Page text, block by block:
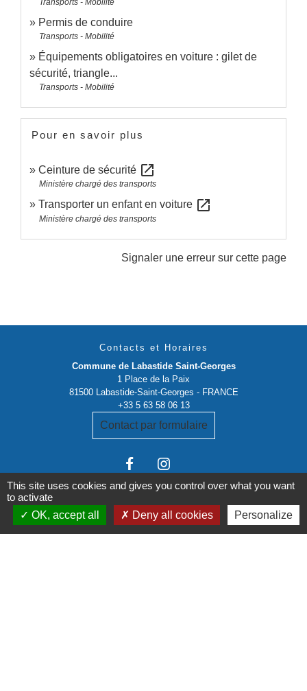
Permis de conduire
Transports - Mobilité
Équipements obligatoires en voiture : gilet de
sécurité, triangle...
Transports - Mobilité
Pour en savoir plus
Ceinture de sécurité open_in_new
Ministère chargé des transports
Transporter un enfant en voiture open_in_new
Ministère chargé des transports
Signaler une erreur sur cette page
Contacts et Horaires
Commune de Labastide Saint-Georges
1 Place de la Paix
81500 Labastide-Saint-Georges - FRANCE
+33 5 63 58 06 13
Contact par formulaire
This site uses cookies and gives you control over what you want
to activate
OK, accept all
Deny all cookies Personalize